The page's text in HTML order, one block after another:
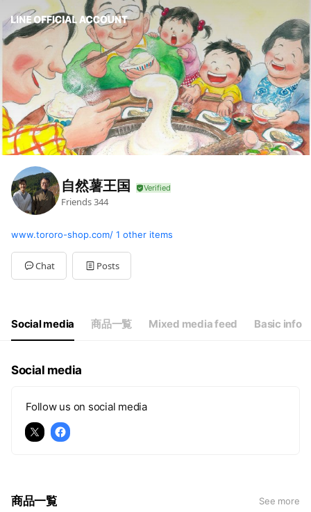
自然薯王国
Friends344
www.tororo-shop.com/ 1 other items
Chat Posts
Social media 商品一覧 Mixed media feed Basic info
Social media
Follow us on social media
商品一覧 See more